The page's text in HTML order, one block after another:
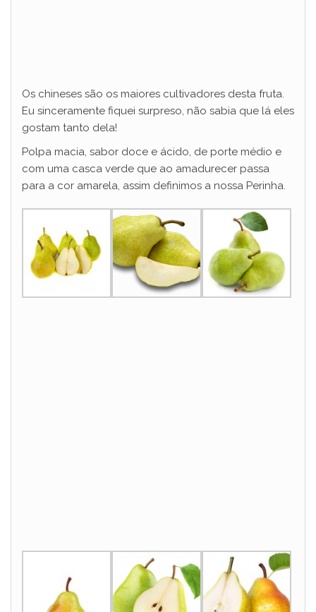
Os chineses são os maiores cultivadores desta fruta.
Eu sinceramente fiquei surpreso, não sabia que lá eles
gostam tanto dela!
Polpa macia, sabor doce e ácido, de porte médio e
com uma casca verde que ao amadurecer passa
para a cor amarela, assim definimos a nossa Perinha.